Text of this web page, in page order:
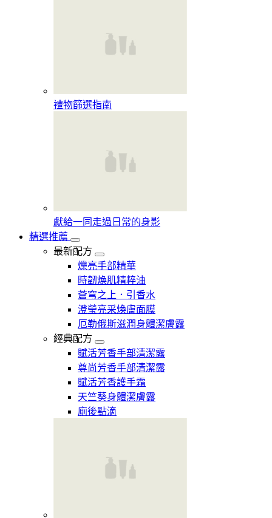
禮物篩選指南
獻給一同走過日常的身影
精選推薦
最新配方
爍亮手部精華
時韌煥肌精粹油
蒼穹之上．引香水
澄瑩亮采煥膚面膜
厄勒俄斯滋潤身體潔膚露
經典配方
賦活芳香手部清潔露
尊尚芳香手部清潔露
賦活芳香護手霜
天竺葵身體潔膚露
廁後點滴